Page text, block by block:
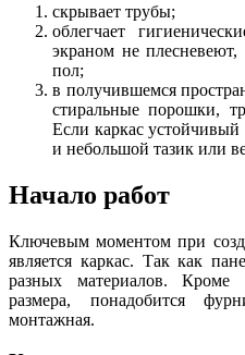
скрывает трубы;
облегчает
экраном не
пол;
в получившемся
стиральные порошки,
Если каркас
и небольшой тазик или
Начало работ
Ключевым моментом при
является каркас. Так как
разных материалов. Кроме
размера, понадобится
монтажная.